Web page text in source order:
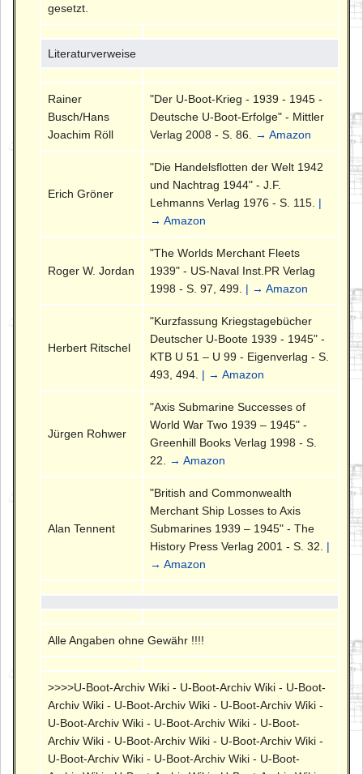
gesetzt.
Literaturverweise
Rainer
Busch/Hans
Joachim Röll
"Der U-Boot-Krieg - 1939 - 1945 -
Deutsche U-Boot-Erfolge" - Mittler
Verlag 2008 - S. 86.
→ Amazon
Erich Gröner
"Die Handelsflotten der Welt 1942
und Nachtrag 1944" - J.F.
Lehmanns Verlag 1976 - S. 115. |
→ Amazon
Roger W. Jordan
"The Worlds Merchant Fleets
1939" - US-Naval Inst.PR Verlag
1998 - S. 97, 499. | → Amazon
Herbert Ritschel
"Kurzfassung Kriegstagebücher
Deutscher U-Boote 1939 - 1945" -
KTB U 51 – U 99 - Eigenverlag - S.
493, 494. | → Amazon
Jürgen Rohwer
"Axis Submarine Successes of
World War Two 1939 – 1945" -
Greenhill Books Verlag 1998 - S.
22.
→ Amazon
Alan Tennent
"British and Commonwealth
Merchant Ship Losses to Axis
Submarines 1939 – 1945" - The
History Press Verlag 2001 - S. 32. |
→ Amazon
Alle Angaben ohne Gewähr !!!!
>>>>U-Boot-Archiv Wiki - U-Boot-Archiv Wiki - U-Boot-
Archiv Wiki - U-Boot-Archiv Wiki - U-Boot-Archiv Wiki -
U-Boot-Archiv Wiki - U-Boot-Archiv Wiki - U-Boot-
Archiv Wiki - U-Boot-Archiv Wiki - U-Boot-Archiv Wiki -
U-Boot-Archiv Wiki - U-Boot-Archiv Wiki - U-Boot-